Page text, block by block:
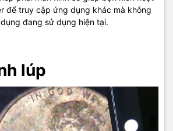
để truy cập ứng dụng khác mà không
đang sử dụng hiện tại.
lúp